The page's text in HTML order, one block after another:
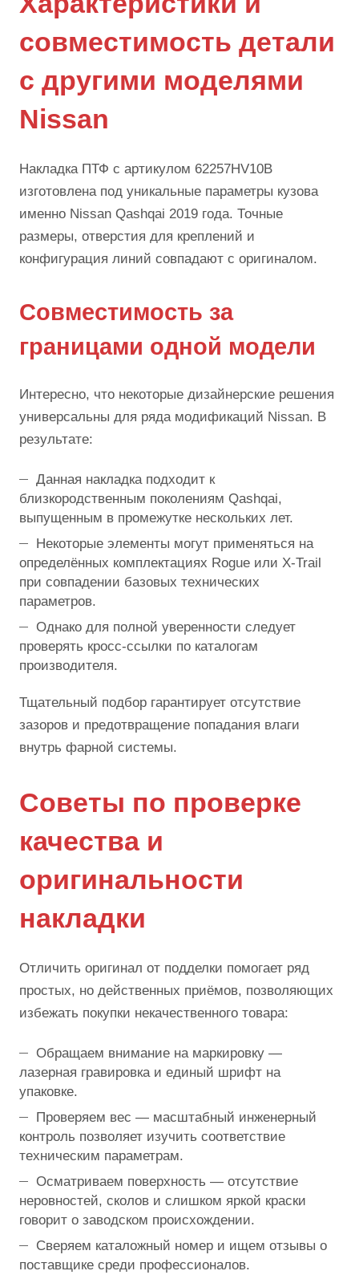
совместимость детали
с другими моделями
Nissan
Накладка ПТФ с артикулом 62257HV10B
изготовлена под уникальные параметры кузова
именно Nissan Qashqai 2019 года. Точные
размеры, отверстия для креплений и
конфигурация линий совпадают с оригиналом.
Совместимость за
границами одной модели
Интересно, что некоторые дизайнерские решения
универсальны для ряда модификаций Nissan. В
результате:
Данная накладка подходит к
близкородственным поколениям Qashqai,
выпущенным в промежутке нескольких лет.
Некоторые элементы могут применяться на
определённых комплектациях Rogue или X-Trail
при совпадении базовых технических
параметров.
Однако для полной уверенности следует
проверять кросс-ссылки по каталогам
производителя.
Тщательный подбор гарантирует отсутствие
зазоров и предотвращение попадания влаги
внутрь фарной системы.
Советы по проверке
качества и
оригинальности
накладки
Отличить оригинал от подделки помогает ряд
простых, но действенных приёмов, позволяющих
избежать покупки некачественного товара:
Обращаем внимание на маркировку —
лазерная гравировка и единый шрифт на
упаковке.
Проверяем вес — масштабный инженерный
контроль позволяет изучить соответствие
техническим параметрам.
Осматриваем поверхность — отсутствие
неровностей, сколов и слишком яркой краски
говорит о заводском происхождении.
Сверяем каталожный номер и ищем отзывы о
поставщике среди профессионалов.